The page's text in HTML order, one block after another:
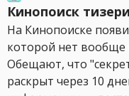
Кинопоиск
На Кинопоиске
которой нет
Обещают, что
раскрыт через 10